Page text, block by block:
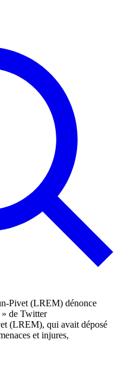
(LREM), qui avait déposé
et injures,